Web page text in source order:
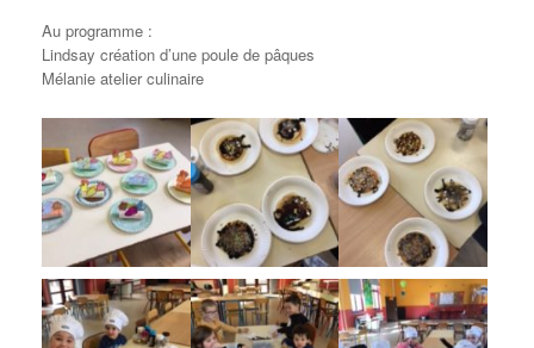
Au programme :
Lindsay création d’une poule de pâques
Mélanie atelier culinaire